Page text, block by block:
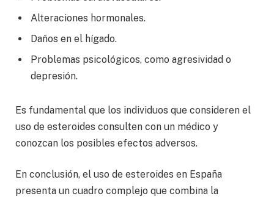
Alteraciones hormonales.
Daños en el hígado.
Problemas psicológicos, como agresividad o
depresión.
Es fundamental que los individuos que consideren el
uso de esteroides consulten con un médico y
conozcan los posibles efectos adversos.
En conclusión, el uso de esteroides en España
presenta un cuadro complejo que combina la